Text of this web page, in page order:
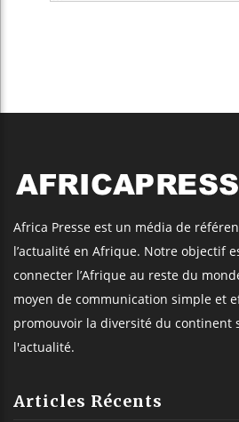
Africa Presse est un média de
l’actualité en Afrique. Notre objectif
connecter l’Afrique au reste du
moyen de communication simple et
promouvoir la diversité du continent
l'actualité.
Articles Récents